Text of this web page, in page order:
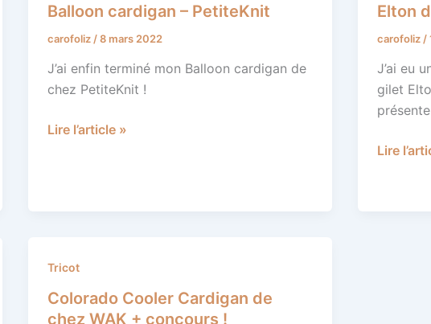
Balloon cardigan – PetiteKnit
carofoliz /8 mars 2022
J’ai enfin terminé mon Balloon cardigan de
chez PetiteKnit !
–
PetiteKnit
Lire l’article »
Elton
carofoliz /
J’ai eu
gilet
Joji
Locatelli
Lire
Tricot
Colorado Cooler Cardigan de
chez WAK + concours !
Colorado
Cardigan